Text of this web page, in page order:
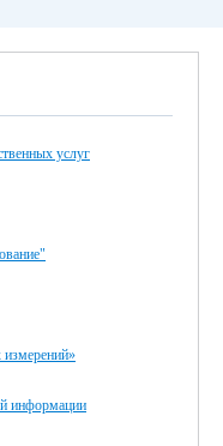
услуг
измерений»
информации